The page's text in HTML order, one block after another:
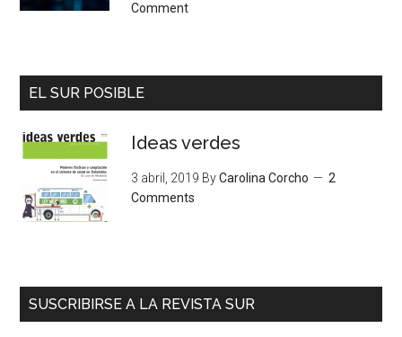
Comment
EL SUR POSIBLE
Ideas verdes
3 abril, 2019 ByCarolina Corcho
2
Comments
SUSCRIBIRSE A LA REVISTA SUR